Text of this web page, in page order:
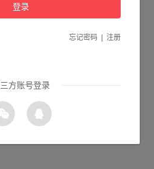
登录
忘记密码 注册
方账号登录